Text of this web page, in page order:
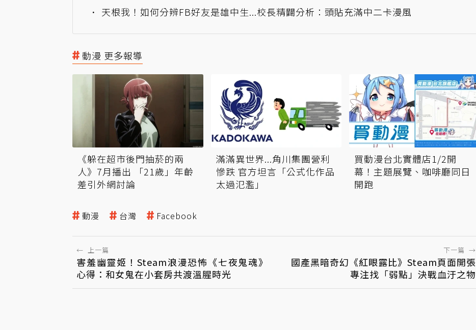
天根我！如何分辨FB好友是雄中生...校長精闢分析：頭貼充滿中二卡漫風
動漫 更多報導
《躲在超市後門抽菸的兩
人》7月播出 「21歲」年齡
差引外網討論
滿滿異世界...角川集團營利
慘跌 官方坦言「公式化作品
太過氾濫」
買動漫台北實體店1/2開
幕！主題展覽、咖啡廳同日
開跑
動漫 台灣 Facebook
← 上一篇
害羞幽靈姬！Steam浪漫恐怖《七夜鬼魂》
心得：和女鬼在小套房共渡溫腥時光
下一篇 →
國產黑暗奇幻《紅眼露比》Steam頁面開張
專注找「弱點」決戰血汙之物